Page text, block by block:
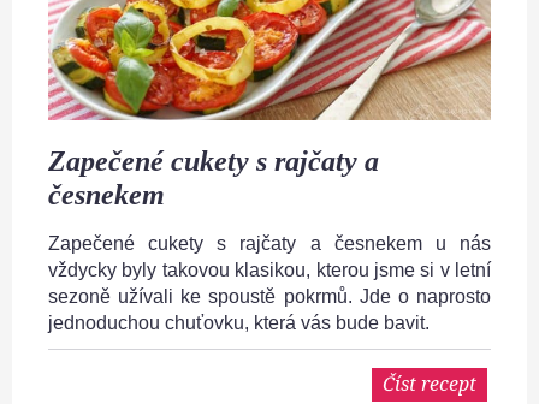
Zapečené cukety s rajčaty a
česnekem
Zapečené cukety s rajčaty a česnekem u nás
vždycky byly takovou klasikou, kterou jsme si v letní
sezoně užívali ke spoustě pokrmů. Jde o naprosto
jednoduchou chuťovku, která vás bude bavit.
Číst recept